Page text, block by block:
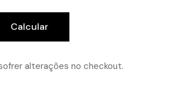
Calcular
alterações no checkout.